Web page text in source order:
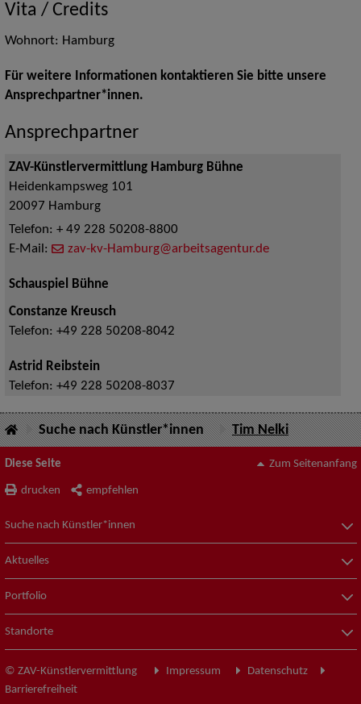
Vita / Credits
Wohnort: Hamburg
Für weitere Informationen kontaktieren Sie bitte unsere
Ansprechpartner*innen.
Ansprechpartner
ZAV-Künstlervermittlung Hamburg Bühne
Heidenkampsweg 101
20097 Hamburg
Telefon: + 49 228 50208-8800
E-Mail:
zav-kv-Hamburg@arbeitsagentur.de
Schauspiel Bühne
Constanze Kreusch
Telefon: +49 228 50208-8042
Astrid Reibstein
Telefon: +49 228 50208-8037
Suche nach Künstler*innen Tim Nelki
Diese Seite
drucken empfehlen
Zum Seitenanfang
Suche nach Künstler*innen
Aktuelles
Portfolio
Standorte
© ZAV-Künstlervermittlung Impressum
Datenschutz
Barrierefreiheit